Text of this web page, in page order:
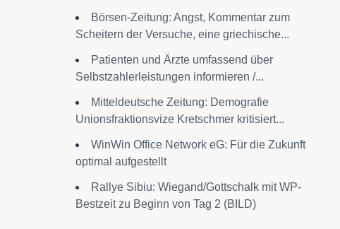
Börsen-Zeitung: Angst, Kommentar zum
Scheitern der Versuche, eine griechische...
Patienten und Ärzte umfassend über
Selbstzahlerleistungen informieren /...
Mitteldeutsche Zeitung: Demografie
Unionsfraktionsvize Kretschmer kritisiert...
WinWin Office Network eG: Für die Zukunft
optimal aufgestellt
Rallye Sibiu: Wiegand/Gottschalk mit WP-
Bestzeit zu Beginn von Tag 2 (BILD)